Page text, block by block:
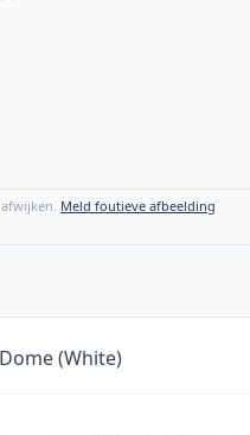
Meld foutieve afbeelding
(White)